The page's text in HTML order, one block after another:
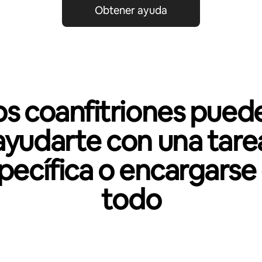
Obtener ayuda
coanfitriones
con una
o
todo